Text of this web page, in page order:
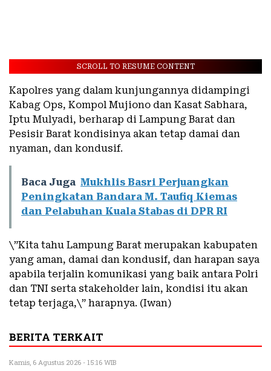
SCROLL TO RESUME CONTENT
Kapolres yang dalam kunjungannya didampingi
Kabag Ops, Kompol Mujiono dan Kasat Sabhara,
Iptu Mulyadi, berharap di Lampung Barat dan
Pesisir Barat kondisinya akan tetap damai dan
nyaman, dan kondusif.
Baca Juga Mukhlis Basri Perjuangkan
Peningkatan Bandara M. Taufiq Kiemas
dan Pelabuhan Kuala Stabas di DPR RI
\”Kita tahu Lampung Barat merupakan kabupaten
yang aman, damai dan kondusif, dan harapan saya
apabila terjalin komunikasi yang baik antara Polri
dan TNI serta stakeholder lain, kondisi itu akan
tetap terjaga,\” harapnya. (Iwan)
BERITA TERKAIT
Kamis, 6 Agustus 2026 - 15:16 WIB